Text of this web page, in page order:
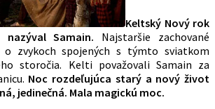
Keltský Nový rok
Samain. Najstaršie zachované
o zvykoch spojených s týmto sviatkom
storočia. Kelti považovali Samain za
Noc rozdeľujúca starý a nový život
jedinečná. Mala magickú moc.